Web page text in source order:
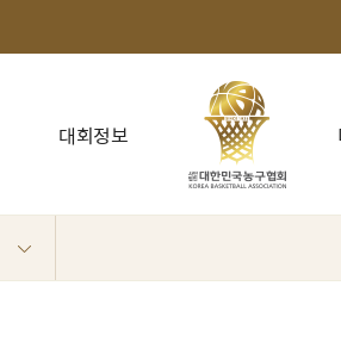
대회정보